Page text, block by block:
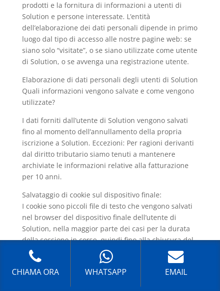
prodotti e la fornitura di informazioni a utenti di
Solution e persone interessate. L’entità
dell’elaborazione dei dati personali dipende in primo
luogo dal tipo di accesso alle nostre pagine web: se
siano solo “visitate”, o se siano utilizzate come utente
di Solution, o se avvenga una registrazione utente.
Elaborazione di dati personali degli utenti di Solution
Quali informazioni vengono salvate e come vengono
utilizzate?
I dati forniti dall’utente di Solution vengono salvati
fino al momento dell’annullamento della propria
iscrizione a Solution. Eccezioni: Per ragioni derivanti
dal diritto tributario siamo tenuti a mantenere
archiviate le informazioni relative alla fatturazione
per 10 anni.
Salvataggio di cookie sul dispositivo finale:
I cookie sono piccoli file di testo che vengono salvati
nel browser del dispositivo finale dell’utente di
Solution, nella maggior parte dei casi per la durata
della sessione in corso, quindi fino alla chiusura del
browser, ma in alcuni casi anche oltre. Una
panoramica completa dei cookie da noi utilizzati e
l’opzione di negare il consenso all’elaborazione di
dati tramite cookie (“disabilitazione”) possono essere
CHIAMA ORA WHATSAPP EMAIL